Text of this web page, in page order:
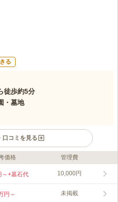
る
徒歩約5分
・墓地
口コミを見る
営三田線「志村坂上駅」から至近距
理体制で、法要施設も整備していま
ーアルオープンし、きれいな設備で、
価格 管理費
～+墓石代 10,000円
円～ 未掲載